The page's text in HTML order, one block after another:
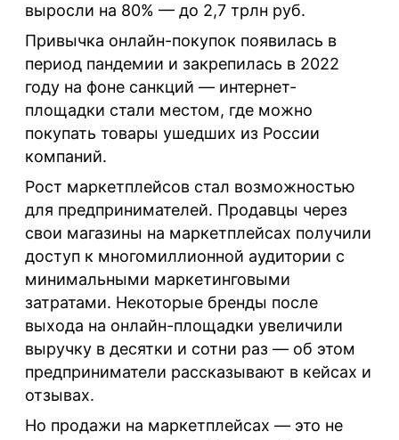
выросли на 80% — до 2,7 трлн руб.
Привычка онлайн-покупок появилась в
период пандемии и закрепилась в 2022
году на фоне санкций — интернет-
площадки стали местом, где можно
покупать товары ушедших из России
компаний.
Рост маркетплейсов стал возможностью
для предпринимателей. Продавцы через
свои магазины на маркетплейсах получили
доступ к многомиллионной аудитории с
минимальными маркетинговыми
затратами. Некоторые бренды после
выхода на онлайн-площадки увеличили
выручку в десятки и сотни раз — об этом
предприниматели рассказывают в кейсах и
отзывах.
Но продажи на маркетплейсах — это не